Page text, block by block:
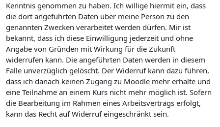
Kenntnis genommen zu haben. Ich willige hiermit ein, dass
die dort angeführten Daten über meine Person zu den
genannten Zwecken verarbeitet werden dürfen. Mir ist
bekannt, dass ich diese Einwilligung jederzeit und ohne
Angabe von Gründen mit Wirkung für die Zukunft
widerrufen kann. Die angeführten Daten werden in diesem
Falle unverzüglich gelöscht. Der Widerruf kann dazu führen,
dass ich danach keinen Zugang zu Moodle mehr erhalte und
eine Teilnahme an einem Kurs nicht mehr möglich ist. Sofern
die Bearbeitung im Rahmen eines Arbeitsvertrags erfolgt,
kann das Recht auf Widerruf eingeschränkt sein.